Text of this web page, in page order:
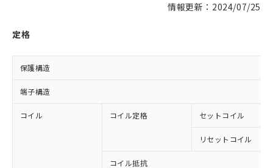
情報更新：2024/07/25
定格
保護構造
端子構造
コイル コイル定格 セットコイル
リセットコイル
コイル抵抗